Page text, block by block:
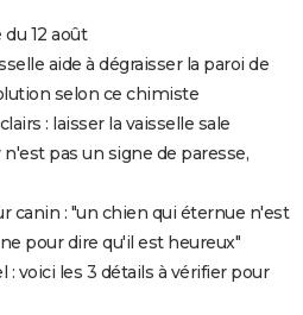
12 août
aide à dégraisser la paroi de
selon ce chimiste
: laisser la vaisselle sale
pas un signe de paresse,
canin : "un chien qui éternue n'est
pour dire qu'il est heureux"
voici les 3 détails à vérifier pour